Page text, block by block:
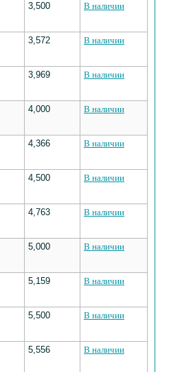
3,500 В наличии
3,572 В наличии
3,969 В наличии
4,000 В наличии
4,366 В наличии
4,500 В наличии
4,763 В наличии
5,000 В наличии
5,159 В наличии
5,500 В наличии
5,556 В наличии